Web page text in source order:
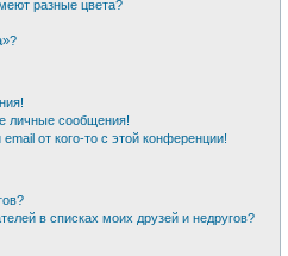
разные цвета?
личные сообщения!
от кого-то с этой конференции!
в списках моих друзей и недругов?